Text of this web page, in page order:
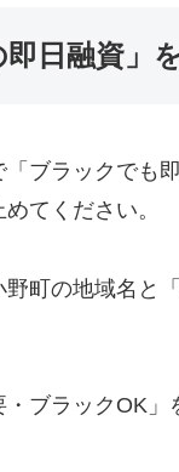
日融資」
ブラックでも
てください。
町の地域名と
ブラックOK